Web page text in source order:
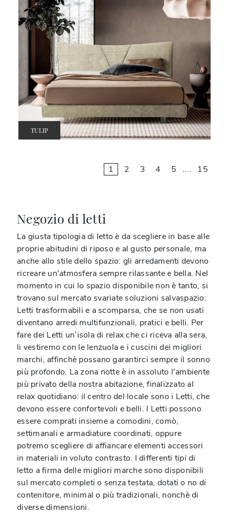
TULIP
1 2 3 4 5 .... 15
Negozio di letti
La giusta tipologia di letto è da scegliere in base alle
proprie abitudini di riposo e al gusto personale, ma
anche allo stile dello spazio: gli arredamenti devono
ricreare un'atmosfera sempre rilassante e bella. Nel
momento in cui lo spazio disponibile non è tanto, si
trovano sul mercato svariate soluzioni salvaspazio:
Letti trasformabili e a scomparsa, che se non usati
diventano arredi multifunzionali, pratici e belli. Per
fare dei Letti un’isola di relax che ci riceva alla sera,
li vestiremo con le lenzuola e i cuscini dei migliori
marchi, affinchè possano garantirci sempre il sonno
più profondo. La zona notte è in assoluto l'ambiente
più privato della nostra abitazione, finalizzato al
relax quotidiano: il centro del locale sono i Letti, che
devono essere confortevoli e belli. I Letti possono
essere comprati insieme a comodini, comò,
settimanali e armadiature coordinati, oppure
potremo scegliere di affiancare elementi accessori
in materiali in voluto contrasto. I differenti tipi di
letto a firma delle migliori marche sono disponibili
sul mercato completi o senza testata, dotati o no di
contenitore, minimal o più tradizionali, nonchè di
diverse dimensioni.